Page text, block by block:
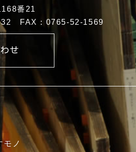
番21
FAX：0765-52-1569
モノ